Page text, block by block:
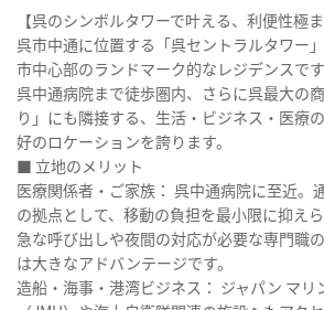
【呉のシンボルタワーで叶える、利便性極ま
呉市中通に位置する「呉セントラルタワー
市中心部のランドマーク的なレジデンスです
呉中通病院まで徒歩圏内、さらに呉最大の
り」にも隣接する、生活・ビジネス・医療
好のロケーションを誇ります。
■ 立地のメリット
医療関係者・ご家族： 呉中通病院に至近。
の拠点として、移動の負担を最小限に抑えら
急な呼び出しや夜間の対応が必要な専門職
は大きなアドバンテージです。
造船・海事・港湾ビジネス： ジャパン マリ